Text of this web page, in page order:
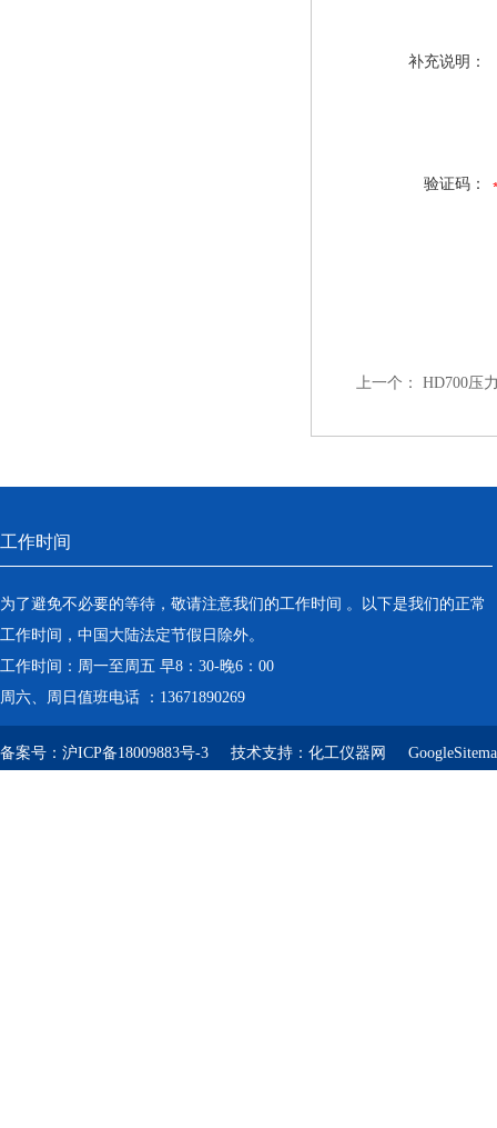
补充说明：
验证码：
上一个： HD700压
工作时间
为了避免不必要的等待，敬请注意我们的工作时间 。以下是我们的正常
工作时间，中国大陆法定节假日除外。
工作时间：周一至周五 早8：30-晚6：00
周六、周日值班电话 ：13671890269
备案号： 沪ICP备18009883号-3 技术支持： 化工仪器网